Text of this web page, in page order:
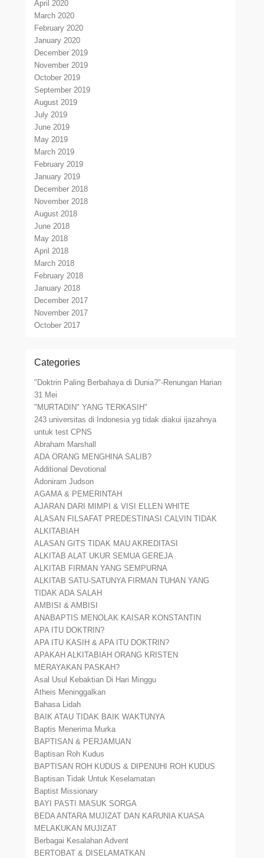
April 2020
March 2020
February 2020
January 2020
December 2019
November 2019
October 2019
September 2019
August 2019
July 2019
June 2019
May 2019
March 2019
February 2019
January 2019
December 2018
November 2018
August 2018
June 2018
May 2018
April 2018
March 2018
February 2018
January 2018
December 2017
November 2017
October 2017
Categories
"Doktrin Paling Berbahaya di Dunia?"-Renungan Harian
31 Mei
"MURTADIN" YANG TERKASIH"
243 universitas di Indonesia yg tidak diakui ijazahnya
untuk test CPNS
Abraham Marshall
ADA ORANG MENGHINA SALIB?
Additional Devotional
Adoniram Judson
AGAMA & PEMERINTAH
AJARAN DARI MIMPI & VISI ELLEN WHITE
ALASAN FILSAFAT PREDESTINASI CALVIN TIDAK
ALKITABIAH
ALASAN GITS TIDAK MAU AKREDITASI
ALKITAB ALAT UKUR SEMUA GEREJA
ALKITAB FIRMAN YANG SEMPURNA
ALKITAB SATU-SATUNYA FIRMAN TUHAN YANG
TIDAK ADA SALAH
AMBISI & AMBISI
ANABAPTIS MENOLAK KAISAR KONSTANTIN
APA ITU DOKTRIN?
APA ITU KASIH & APA ITU DOKTRIN?
APAKAH ALKITABIAH ORANG KRISTEN
MERAYAKAN PASKAH?
Asal Usul Kebaktian Di Hari Minggu
Atheis Meninggalkan
Bahasa Lidah
BAIK ATAU TIDAK BAIK WAKTUNYA
Baptis Menerima Murka
BAPTISAN & PERJAMUAN
Baptisan Roh Kudus
BAPTISAN ROH KUDUS & DIPENUHI ROH KUDUS
Baptisan Tidak Untuk Keselamatan
Baptist Missionary
BAYI PASTI MASUK SORGA
BEDA ANTARA MUJIZAT DAN KARUNIA KUASA
MELAKUKAN MUJIZAT
Berbagai Kesalahan Advent
BERTOBAT & DISELAMATKAN